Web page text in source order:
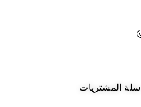
سلة المشتريات